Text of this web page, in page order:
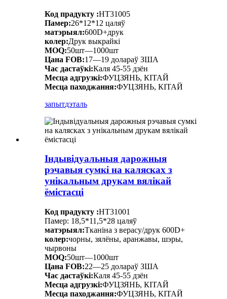
Код прадукту :HT31005
Памер:26*12*12 цаляў
матэрыял:600D+друк
колер:Друк выкрайкі
MOQ:50шт—1000шт
Цана FOB:17—19 долараў ЗША
Час дастаўкі:Каля 45-55 дзён
Месца адгрузкі:ФУЦЗЯНЬ, КІТАЙ
Месца паходжання:ФУЦЗЯНЬ, КІТАЙ
запытдэталь
Індывідуальныя дарожныя
рэчавыя сумкі на калясках з
унікальным друкам вялікай
ёмістасці
Код прадукту :HT31001
Памер: 18,5*11,5*28 цаляў
матэрыял:Тканіна з верасу/друк 600D+
колер:чорны, зялёны, аранжавы, шэры,
чырвоны
MOQ:50шт—1000шт
Цана FOB:22—25 долараў ЗША
Час дастаўкі:Каля 45-55 дзён
Месца адгрузкі:ФУЦЗЯНЬ, КІТАЙ
Месца паходжання:ФУЦЗЯНЬ, КІТАЙ